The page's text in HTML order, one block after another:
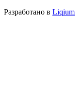
Разработано в Liqium